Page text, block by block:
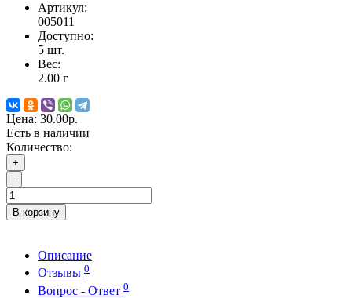
Артикул:
005011
Доступно:
5 шт.
Вес:
2.00 г
Цена: 30.00р.
Есть в наличии
Количество:
+
-
В корзину
Описание
Отзывы 0
Вопрос - Ответ 0